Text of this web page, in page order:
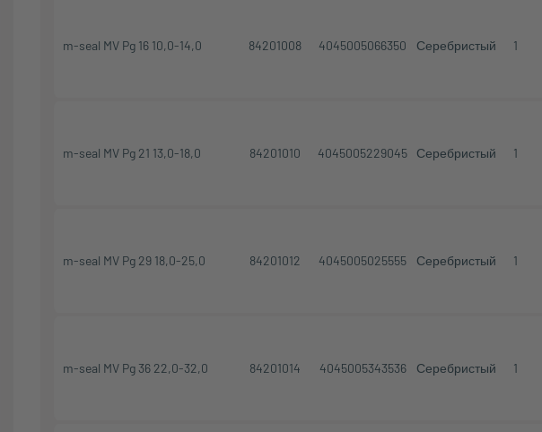
m-seal MV Pg 16 10,0-14,0 84201008 4045005066350 Серебристый 1
m-seal MV Pg 21 13,0-18,0 84201010 4045005229045 Серебристый 1
m-seal MV Pg 29 18,0-25,0 84201012 4045005025555 Серебристый 1
m-seal MV Pg 36 22,0-32,0 84201014 4045005343536 Серебристый 1